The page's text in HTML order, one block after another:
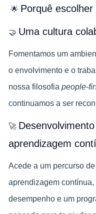
🌟 Porquê escolher
🤝 Uma cultura
Fomentamos um
o envolvimento e o
nossa filosofia people-
continuamos a ser
🚀
aprendizagem
Acede a um percurso
aprendizagem
desempenho e um